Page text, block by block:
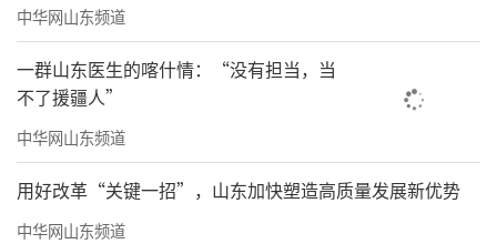
中华网山东频道
一群山东医生的喀什情：“没有担当，当
不了援疆人”
中华网山东频道
用好改革“关键一招”，山东加快塑造高质量发展新优势
中华网山东频道